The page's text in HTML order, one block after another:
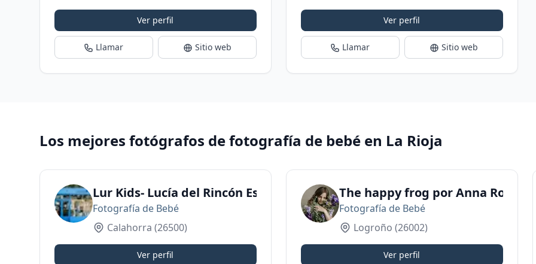
Ver perfil
Llamar Sitio web
Ver perfil
Llamar Sitio web
Los mejores fotógrafos de fotografía de bebé en La Rioja
Lur Kids- Lucía del Rincón Estudio |Fotografía Infantil
Fotografía de Bebé
Calahorra (26500)
Ver perfil
The happy frog por Anna Rouret
Fotografía de Bebé
Logroño (26002)
Ver perfil